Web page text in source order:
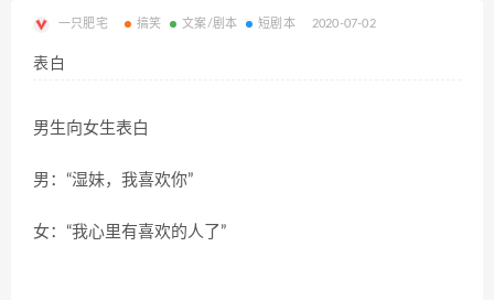
一只肥宅 搞笑 文案/剧本 短剧本 2020-07-02
表白
男生向女生表白
男：“湿妹，我喜欢你”
女：“我心里有喜欢的人了”